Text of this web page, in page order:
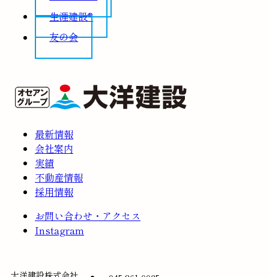
生涯建設®
友の会
最新情報
会社案内
実績
不動産情報
採用情報
お問い合わせ・アクセス
Instagram